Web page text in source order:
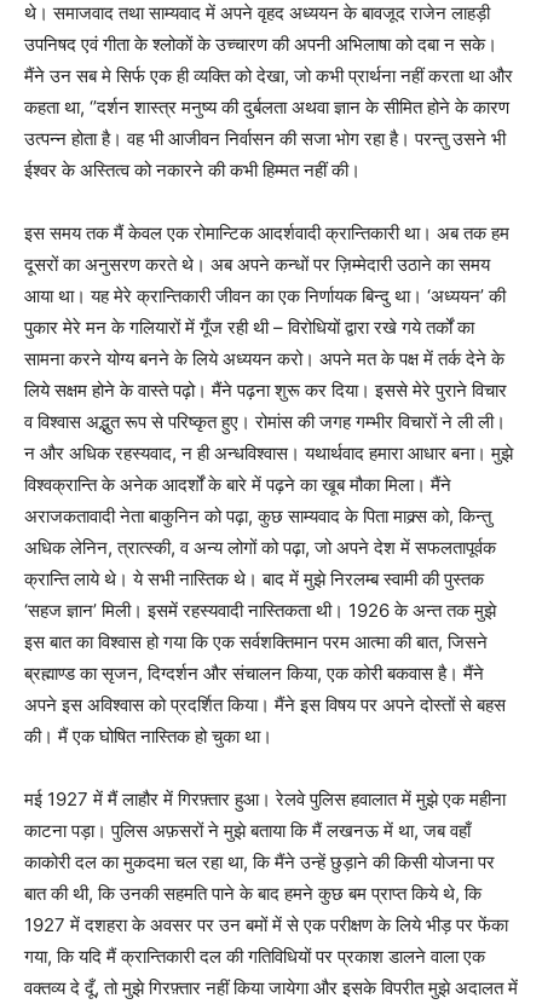
थे। समाजवाद तथा साम्यवाद में अपने वृहद अध्ययन के बावजूद राजेन लाहड़ी
उपनिषद एवं गीता के श्लोकों के उच्चारण की अपनी अभिलाषा को दबा न सके।
मैंने उन सब मे सिर्फ एक ही व्यक्ति को देखा, जो कभी प्रार्थना नहीं करता था और
कहता था, ‘’दर्शन शास्त्र मनुष्य की दुर्बलता अथवा ज्ञान के सीमित होने के कारण
उत्पन्न होता है। वह भी आजीवन निर्वासन की सजा भोग रहा है। परन्तु उसने भी
ईश्वर के अस्तित्व को नकारने की कभी हिम्मत नहीं की।
इस समय तक मैं केवल एक रोमान्टिक आदर्शवादी क्रान्तिकारी था। अब तक हम
दूसरों का अनुसरण करते थे। अब अपने कन्धों पर ज़िम्मेदारी उठाने का समय
आया था। यह मेरे क्रान्तिकारी जीवन का एक निर्णायक बिन्दु था। ‘अध्ययन’ की
पुकार मेरे मन के गलियारों में गूँज रही थी – विरोधियों द्वारा रखे गये तर्कों का
सामना करने योग्य बनने के लिये अध्ययन करो। अपने मत के पक्ष में तर्क देने के
लिये सक्षम होने के वास्ते पढ़ो। मैंने पढ़ना शुरू कर दिया। इससे मेरे पुराने विचार
व विश्वास अद्भुत रूप से परिष्कृत हुए। रोमांस की जगह गम्भीर विचारों ने ली ली।
न और अधिक रहस्यवाद, न ही अन्धविश्वास। यथार्थवाद हमारा आधार बना। मुझे
विश्वक्रान्ति के अनेक आदर्शों के बारे में पढ़ने का खूब मौका मिला। मैंने
अराजकतावादी नेता बाकुनिन को पढ़ा, कुछ साम्यवाद के पिता माक्र्स को, किन्तु
अधिक लेनिन, त्रात्स्की, व अन्य लोगों को पढ़ा, जो अपने देश में सफलतापूर्वक
क्रान्ति लाये थे। ये सभी नास्तिक थे। बाद में मुझे निरलम्ब स्वामी की पुस्तक
‘सहज ज्ञान’ मिली। इसमें रहस्यवादी नास्तिकता थी। 1926 के अन्त तक मुझे
इस बात का विश्वास हो गया कि एक सर्वशक्तिमान परम आत्मा की बात, जिसने
ब्रह्माण्ड का सृजन, दिग्दर्शन और संचालन किया, एक कोरी बकवास है। मैंने
अपने इस अविश्वास को प्रदर्शित किया। मैंने इस विषय पर अपने दोस्तों से बहस
की। मैं एक घोषित नास्तिक हो चुका था।
मई 1927 में मैं लाहौर में गिरफ़्तार हुआ। रेलवे पुलिस हवालात में मुझे एक महीना
काटना पड़ा। पुलिस अफ़सरों ने मुझे बताया कि मैं लखनऊ में था, जब वहाँ
काकोरी दल का मुकदमा चल रहा था, कि मैंने उन्हें छुड़ाने की किसी योजना पर
बात की थी, कि उनकी सहमति पाने के बाद हमने कुछ बम प्राप्त किये थे, कि
1927 में दशहरा के अवसर पर उन बमों में से एक परीक्षण के लिये भीड़ पर फेंका
गया, कि यदि मैं क्रान्तिकारी दल की गतिविधियों पर प्रकाश डालने वाला एक
वक्तव्य दे दूँ, तो मुझे गिरफ़्तार नहीं किया जायेगा और इसके विपरीत मुझे अदालत में